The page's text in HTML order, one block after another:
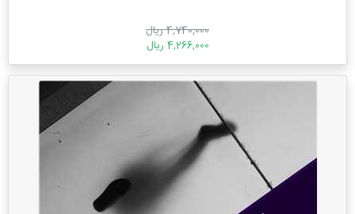
4,740,000 ریال
4,266,000 ریال